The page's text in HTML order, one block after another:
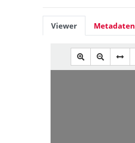
Viewer Metadaten